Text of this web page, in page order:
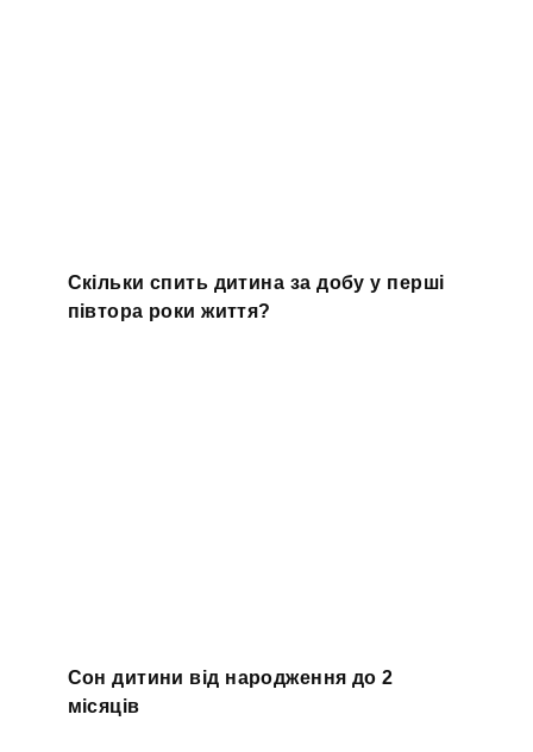
Скільки спить дитина за добу у перші
півтора роки життя?
Сон дитини від народження до 2
місяців